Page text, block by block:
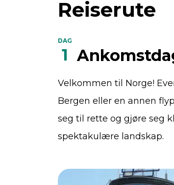
Reiserute
DAG
1
Velkommen til Norge!
Bergen eller en annen
seg til rette og gjøre seg
spektakulære landskap.